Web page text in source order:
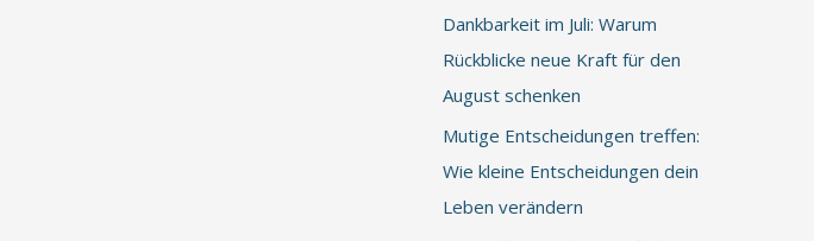
Dankbarkeit im Juli: Warum
Rückblicke neue Kraft für den
August schenken
Mutige Entscheidungen treffen:
Wie kleine Entscheidungen dein
Leben verändern